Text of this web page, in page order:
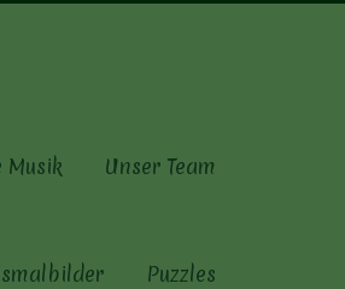
Musik Unser Team
Puzzles